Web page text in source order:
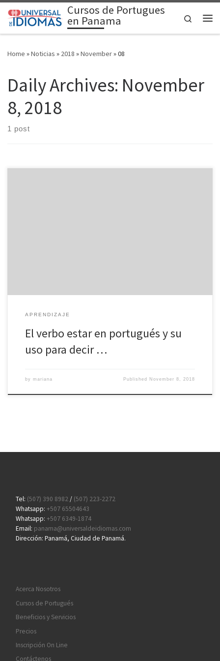
Skip to content Cursos de Portugues
en Panama
Search
Home »Noticias » 2018 »November»08
Daily Archives: November
8, 2018
1 post
APRENDIZAJE
El verbo estar en portugués y su
uso para decir …
by mariana Published November 8, 2018
Tel: (507) 390 8982/ (507) 223-2272
Whatsapp: +507 65504643
Whatsapp: +507 6349-1874
Email: panama@universaldeidiomas.com
Dirección: Panamá, Ciudad de Panamá.
Acerca Nosotros
Cursos de Portugués
Beneficios y Servicios
Precios
Inscripción On Line
Contáctenos